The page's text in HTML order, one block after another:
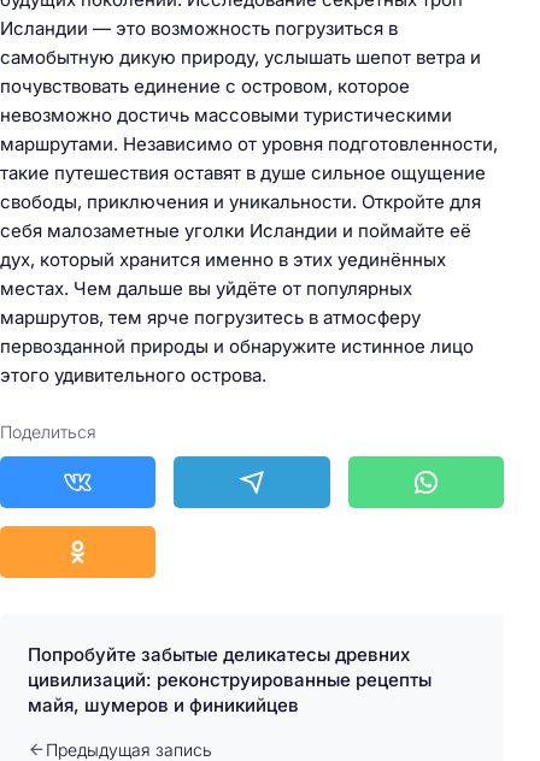
Исландии — это возможность погрузиться в
самобытную дикую природу, услышать шепот ветра и
почувствовать единение с островом, которое
невозможно достичь массовыми туристическими
маршрутами. Независимо от уровня подготовленности,
такие путешествия оставят в душе сильное ощущение
свободы, приключения и уникальности. Откройте для
себя малозаметные уголки Исландии и поймайте её
дух, который хранится именно в этих уединённых
местах. Чем дальше вы уйдёте от популярных
маршрутов, тем ярче погрузитесь в атмосферу
первозданной природы и обнаружите истинное лицо
этого удивительного острова.
Поделиться
Попробуйте забытые деликатесы древних
цивилизаций: реконструированные рецепты
майя, шумеров и финикийцев
Предыдущая запись